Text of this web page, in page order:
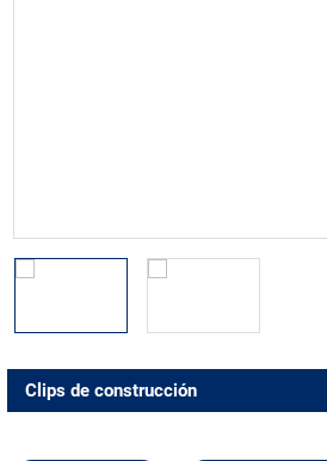
Clips de construcción